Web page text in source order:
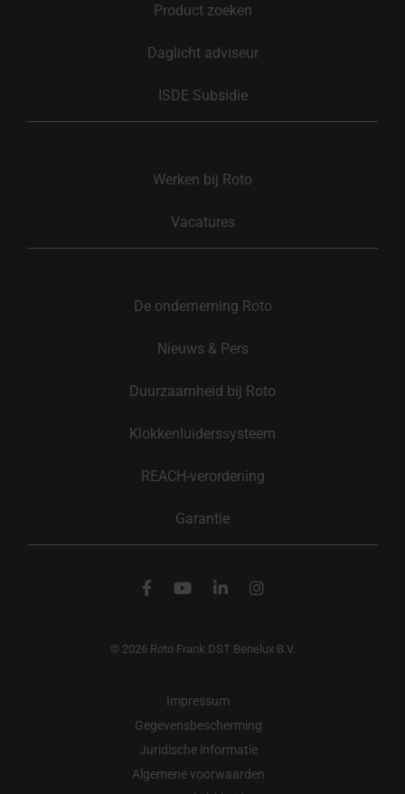
Product zoeken
Daglicht adviseur
ISDE Subsidie
Werken bij Roto
Vacatures
De onderneming Roto
Nieuws & Pers
Duurzaamheid bij Roto
Klokkenluiderssysteem
REACH-verordening
Garantie
© 2026 Roto Frank DST Benelux B.V.
Impressum
Gegevensbescherming
Juridische informatie
Algemene voorwaarden